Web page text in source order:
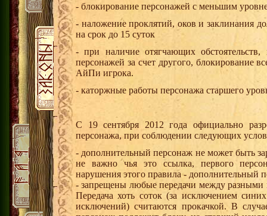
- блокирование персонажей с меньшим
- наложение проклятий, оков и заклинания
на срок до 15 суток
- при наличие отягчающих
персонажей за счет другого, блокирование
АйПи игрока.
- каторжные работы персонажа старшего
С 19 сентября 2012 года официально
персонажа, при соблюдении следующих
- дополнительный персонаж не может быть
не важно чья это ссылка, первого
нарушения этого правила - дополнительный
- запрещены любые передачи между разными
Передача хоть соток (за исключением
исключений) считаются прокачкой. В